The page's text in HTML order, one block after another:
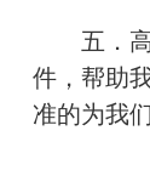
五．高
件，帮助
准的为我